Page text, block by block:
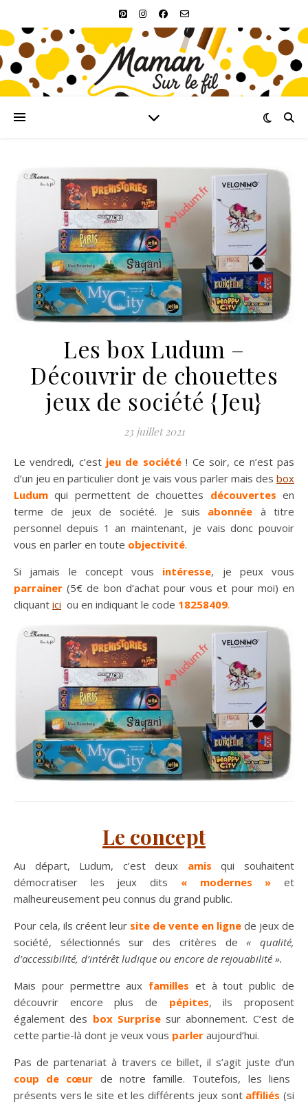
Les box Ludum –
Découvrir de chouettes
jeux de société {Jeu}
23 juillet 2021
Le vendredi, c’est jeu de société ! Ce soir, ce n’est pas
d’un jeu en particulier dont je vais vous parler mais des box
Ludum qui permettent de chouettes découvertes en
terme de jeux de société. Je suis abonnée à titre
personnel depuis 1 an maintenant, je vais donc pouvoir
vous en parler en toute objectivité.
Si jamais le concept vous intéresse, je peux vous
parrainer (5€ de bon d’achat pour vous et pour moi) en
cliquant ici ou en indiquant le code 18258409.
Le concept
Au départ, Ludum, c’est deux amis
qui souhaitent
démocratiser les jeux dits « modernes » et
malheureusement peu connus du grand public.
Pour cela, ils créent leur site de vente en ligne de jeux de
société, sélectionnés sur des critères de« qualité,
d’accessibilité, d’intérêt ludique ou encore de rejouabilité ».
Mais pour permettre aux familles et à tout public de
découvrir encore plus de pépites, ils proposent
également des box Surprisesur abonnement. C’est de
cette partie-là dont je veux vous parler aujourd’hui.
Pas de partenariat à travers ce billet, il s’agit juste d’un
coup de cœur de notre famille. Toutefois, les liens
présents vers le site et les différents jeux sont affiliés (si